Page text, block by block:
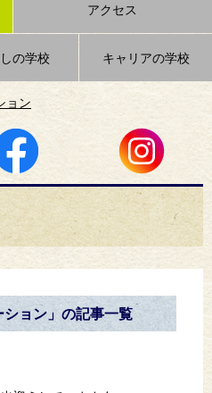
の学校 キャリアの学校
アクセス
ョン
ョン」の記事一覧